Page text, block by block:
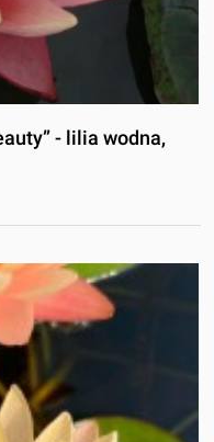
- lilia wodna,